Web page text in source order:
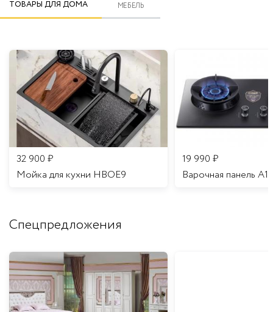
ТОВАРЫ ДЛЯ ДОМА МЕБЕЛЬ
32 900 ₽
Мойка для кухни HBOE9
19 990 ₽
Варочная панель A16
Спецпредложения